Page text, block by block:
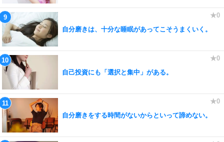
自分磨きは、十分な睡眠があってこそうまくいく。
自己投資にも「選択と集中」がある。
自分磨きをする時間がないからといって諦めない。